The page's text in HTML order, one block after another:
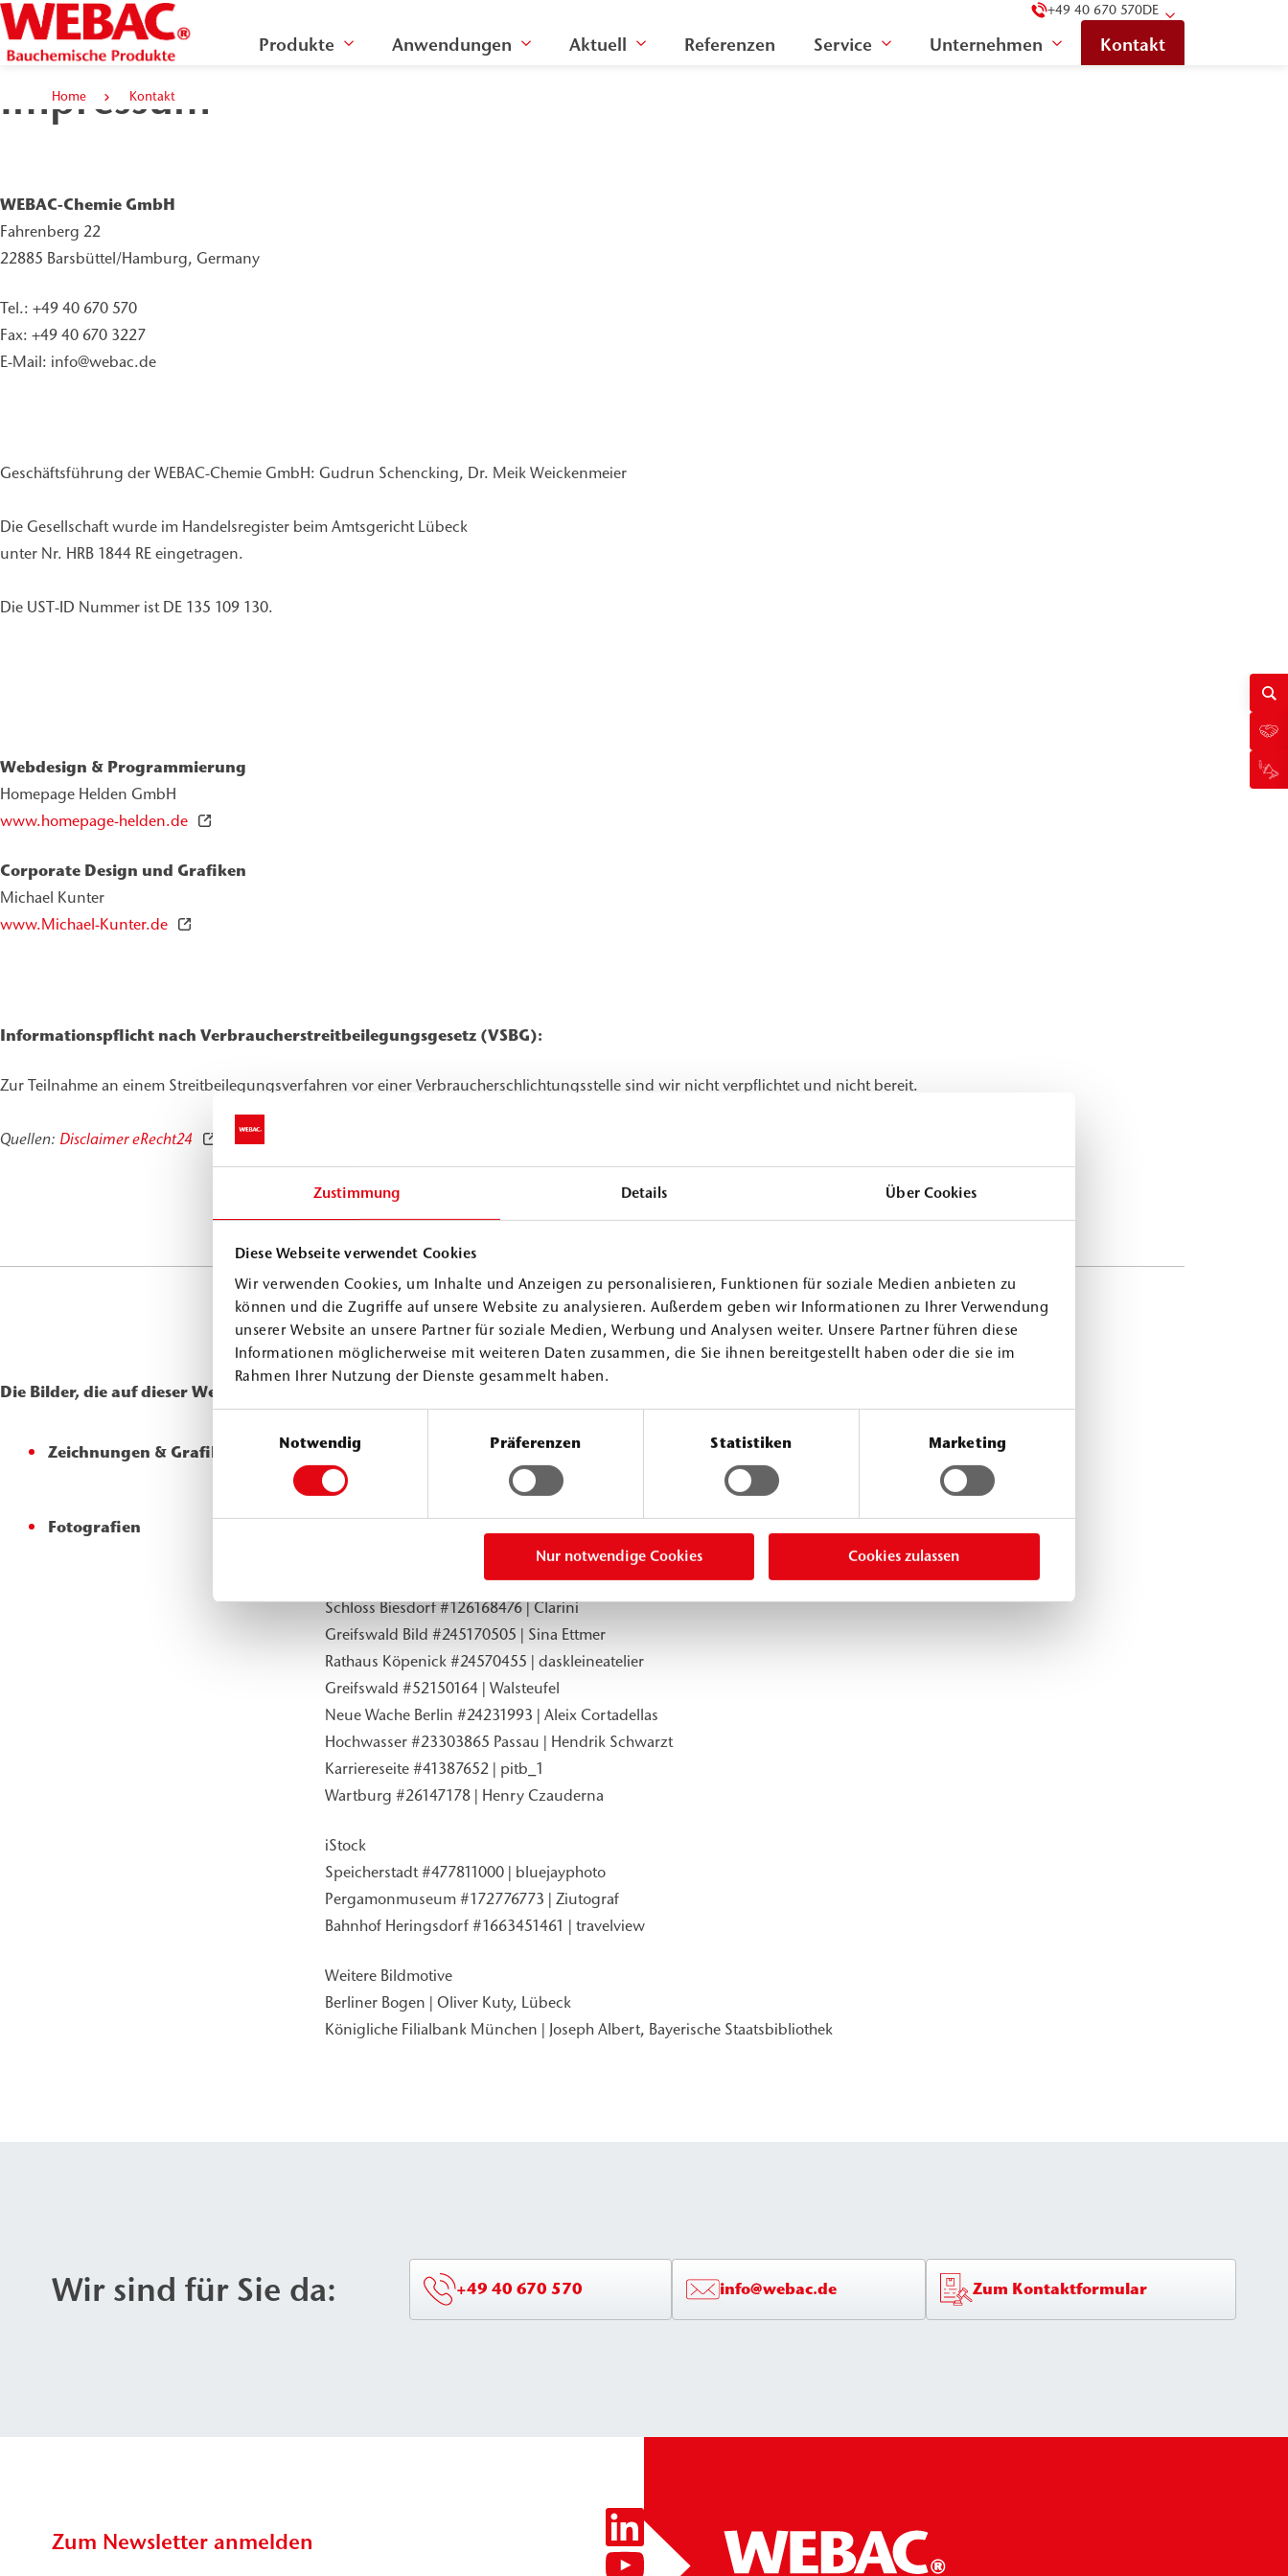
Zustimmung Details Über Cookies
Diese Webseite verwendet Cookies
Wir verwenden Cookies, um Inhalte und Anzeigen zu personalisieren, Funktionen für soziale Medien anbieten zu
können und die Zugriffe auf unsere Website zu analysieren. Außerdem geben wir Informationen zu Ihrer Verwendung
unserer Website an unsere Partner für soziale Medien, Werbung und Analysen weiter. Unsere Partner führen diese
Informationen möglicherweise mit weiteren Daten zusammen, die Sie ihnen bereitgestellt haben oder die sie im
Rahmen Ihrer Nutzung der Dienste gesammelt haben.
Notwendig Präferenzen Statistiken Marketing
Nur notwendige Cookies Cookies zulassen
+49 40 670 570DE
Produkte Anwendungen Aktuell Referenzen Service Unternehmen Kontakt
Home Kontakt
Impressum
WEBAC-Chemie GmbH
Fahrenberg 22
22885 Barsbüttel/Hamburg, Germany
Tel.: +49 40 670 570
Fax: +49 40 670 3227
E-Mail: info@webac.de
Geschäftsführung der WEBAC-Chemie GmbH: Gudrun Schencking, Dr. Meik Weickenmeier
Die Gesellschaft wurde im Handelsregister beim Amtsgericht Lübeck
unter Nr. HRB 1844 RE eingetragen.
Die UST-ID Nummer ist DE 135 109 130.
Webdesign & Programmierung
Homepage Helden GmbH
www.homepage-helden.de
Corporate Design und Grafiken
Michael Kunter
www.Michael-Kunter.de
Informationspflicht nach Verbraucherstreitbeilegungsgesetz (VSBG):
Zur Teilnahme an einem Streitbeilegungsverfahren vor einer Verbraucherschlichtungsstelle sind wir nicht verpflichtet und nicht bereit.
Quellen: Disclaimer eRecht24
Die Bilder, die auf dieser Website verwendet werden, stammen von:
Zeichnungen & Grafiken Michael Kunter, Berlin
Fotografien
Frankenhausen #180724788 | Henry Czauderna
Schloss Biesdorf #126168254 | Clarini
Schloss Biesdorf #126168476 | Clarini
Greifswald Bild #245170505 | Sina Ettmer
Rathaus Köpenick #24570455 | daskleineatelier
Greifswald #52150164 | Walsteufel
Neue Wache Berlin #24231993 | Aleix Cortadellas
Hochwasser #23303865 Passau | Hendrik Schwarzt
Karriereseite #41387652 | pitb_1
Wartburg #26147178 | Henry Czauderna
iStock
Speicherstadt #477811000 | bluejayphoto
Pergamonmuseum #172776773 | Ziutograf
Bahnhof Heringsdorf #1663451461 | travelview
Weitere Bildmotive
Berliner Bogen | Oliver Kuty, Lübeck
Königliche Filialbank München | Joseph Albert, Bayerische Staatsbibliothek
Wir sind für Sie da: +49 40 670 570 info@webac.de Zum Kontaktformular
Zum Newsletter anmelden